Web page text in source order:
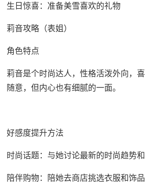
生日惊喜：准备美雪喜欢的礼物
莉音攻略（表姐）
角色特点
莉音是个时尚达人，性格活泼外向，
随意，但内心也有细腻的一面。
好感度提升方法
时尚话题：与她讨论最新的时尚趋势
陪伴购物：陪她去商店挑选衣服和饰品